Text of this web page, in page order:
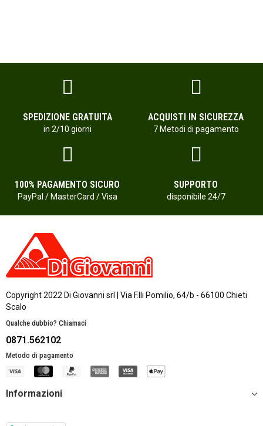
SPEDIZIONE GRATUITA
in 2/10 giorni
ACQUISTI IN SICUREZZA
7 Metodi di pagamento
100% PAGAMENTO SICURO
PayPal / MasterCard / Visa
SUPPORTO
disponibile 24/7
Copyright 2022 Di Giovanni srl | Via F.lli Pomilio, 64/b - 66100 Chieti
Scalo
Qualche dubbio? Chiamaci
0871.562102
Metodo di pagamento
Informazioni